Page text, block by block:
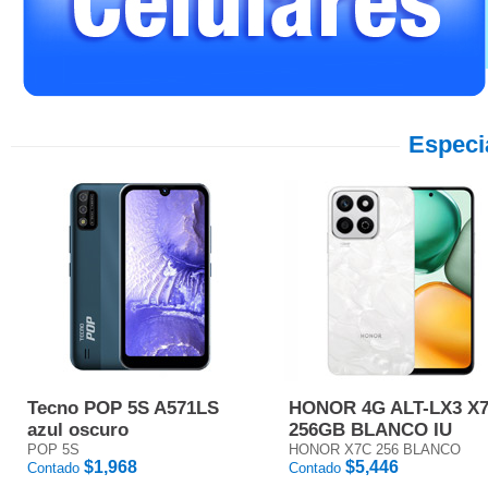
Tecno POP 5S A571LS
azul oscuro
POP 5S
Contado $1,968
HONOR 4G ALT-LX3
256GB BLANCO IU
HONOR X7C 256 BLANCO
Contado $5,446